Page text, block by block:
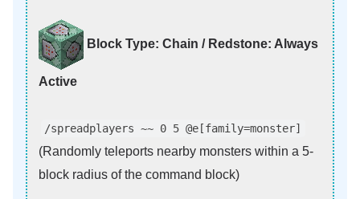
Block Type: Chain / Redstone: Always
Active
/spreadplayers ~~ 0 5 @e[family=monster]
(Randomly teleports nearby monsters within a 5-
block radius of the command block)